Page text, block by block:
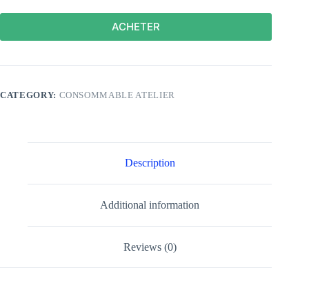
ACHETER
CATEGORY: CONSOMMABLE ATELIER
Description
Additional information
Reviews (0)